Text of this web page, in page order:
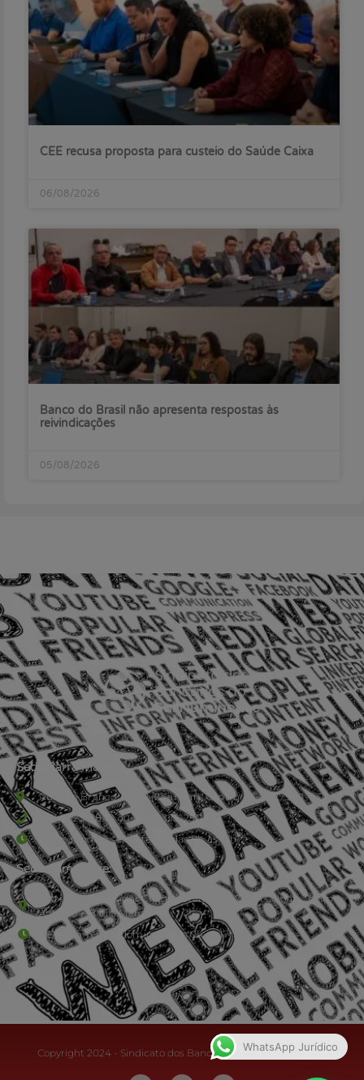
CEE recusa proposta para custeio do Saúde Caixa
06/08/2026
Banco do Brasil não apresenta respostas às
reivindicações
05/08/2026
Sede Barra Mansa
Rua Rio Branco, nº107 (2º andar), Centro - Cep: 27.330-030
(24) 3323-2848 ou (24) 3323-2500
De segunda à sexta-feira , das 9h às 17h.
Sede Campestre:
Estrada Governador Chagas Freitas – 3.780 – Colônia Santo
Antônio – Barra Mansa
De terça-feira a domingo, das 9h às 17h
Copyright 2024 - Sindicato dos Bancários do Sul Fluminense
WhatsApp Jurídico